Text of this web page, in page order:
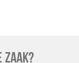
ZAAK?